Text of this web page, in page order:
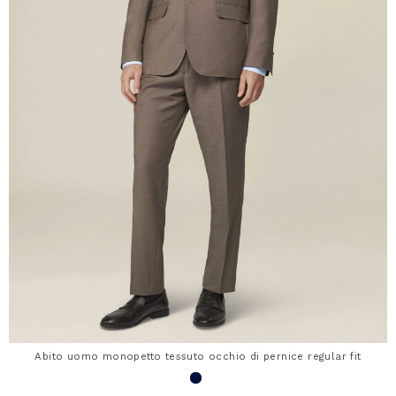
Abito uomo monopetto tessuto occhio di pernice regular fit